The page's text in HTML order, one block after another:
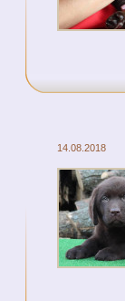
14.08.2018